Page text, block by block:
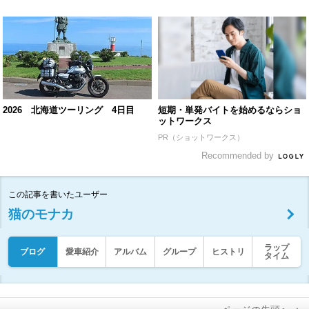
2026 北海道ツーリング 4日目
短期・単発バイトを始めるならショ
ットワークス
PR（ショットワークス）
Recommended by
この記事を書いたユーザー
猫のモナカ
ブログ 愛車紹介 アルバム グループ ヒストリ
ラップ
タイム